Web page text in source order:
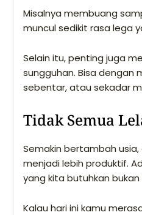
Misalnya membuang
muncul sedikit rasa lega
Selain itu, penting juga
sungguhan. Bisa
sebentar, atau sekadar
Tidak Semua
Semakin bertambah
menjadi lebih produktif.
yang kita butuhkan
Kalau hari ini kamu